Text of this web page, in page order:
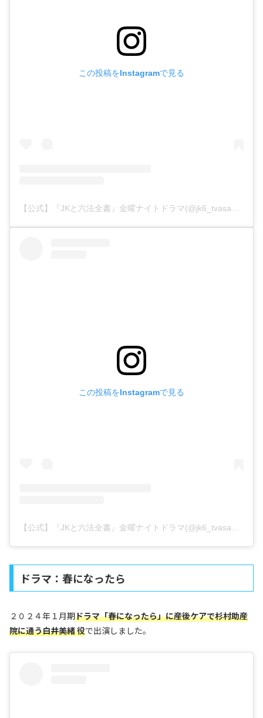
この投稿をInstagramで見る
この投稿をInstagramで見る
【公式】『JKと六法全書』金曜ナイトドラマ(@jk6_tvasahi)がシェアした投稿
ドラマ：春になったら
２０２４年１月期ドラマ「春になったら」に産後ケアで杉村助産
院に通う白井美緒 役で出演しました。